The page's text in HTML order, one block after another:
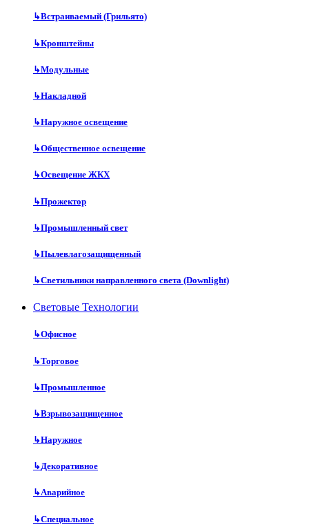
↳Встраиваемый (Грильято)
↳Кронштейны
↳Модульные
↳Накладной
↳Наружное освещение
↳Общественное освещение
↳Освещение ЖКХ
↳Прожектор
↳Промышленный свет
↳Пылевлагозащищенный
↳Светильники направленного света (Downlight)
Световые Технологии
↳Офисное
↳Торговое
↳Промышленное
↳Взрывозащищенное
↳Наружное
↳Декоративное
↳Аварийное
↳Специальное